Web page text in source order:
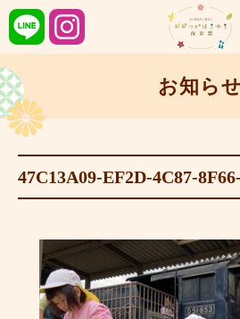
お知らせ
47C13A09-EF2D-4C87-